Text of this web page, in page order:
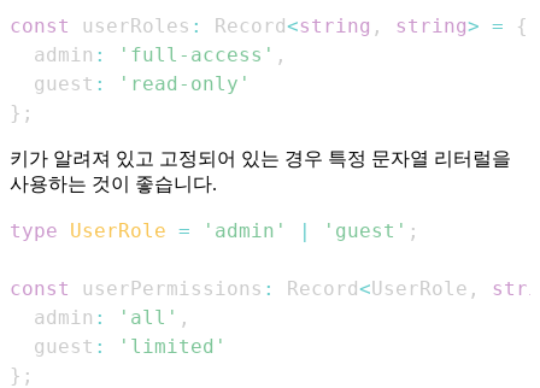
const userRoles : Record<string , string> =
{
  admin
: 'full-access' ,
  guest
:
'read-only'
} ;
키가 알려져 있고 고정되어 있는 경우 특정 문자열 리터럴을
사용하는 것이 좋습니다.
type UserRole = 'admin' | 'guest' ;
const userPermissions : Record<UserRole ,
  admin
: 'all' ,
  guest
:
'limited'
} ;